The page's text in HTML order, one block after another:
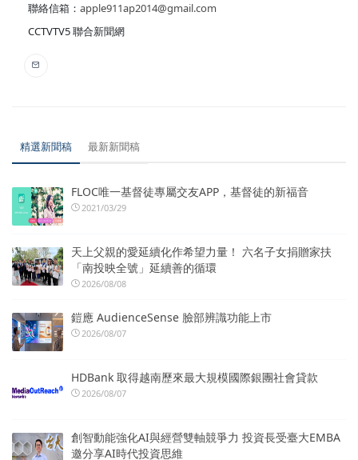
聯絡信箱： apple911ap2014@gmail.com
CCTVTV5 聯合新聞網
精選新聞稿 最新新聞稿
FLOC唯一基督徒專屬交友APP，基督徒的新福音
2021/03/29
天上父親的愛延續化作希望力量！ 六名子女捐贈家扶
「南投映全號」延續善的循環
2026/08/08
鎧應 AudienceSense 臉部辨識功能上市
2026/08/07
HDBank 取得越南歷來最大規模國際銀團社會貸款
2026/08/07
創智動能強化AI與經營雙軸競爭力 投資長受臺大EMBA
邀分享AI時代投資思維